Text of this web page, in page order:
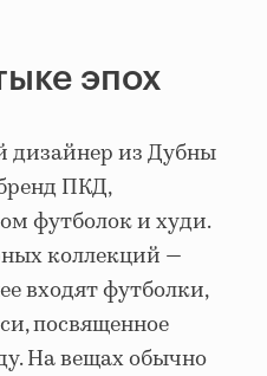
эпох
дизайнер из Дубны
ПКД,
футболок и худи.
коллекций —
входят футболки,
посвященное
На вещах обычно